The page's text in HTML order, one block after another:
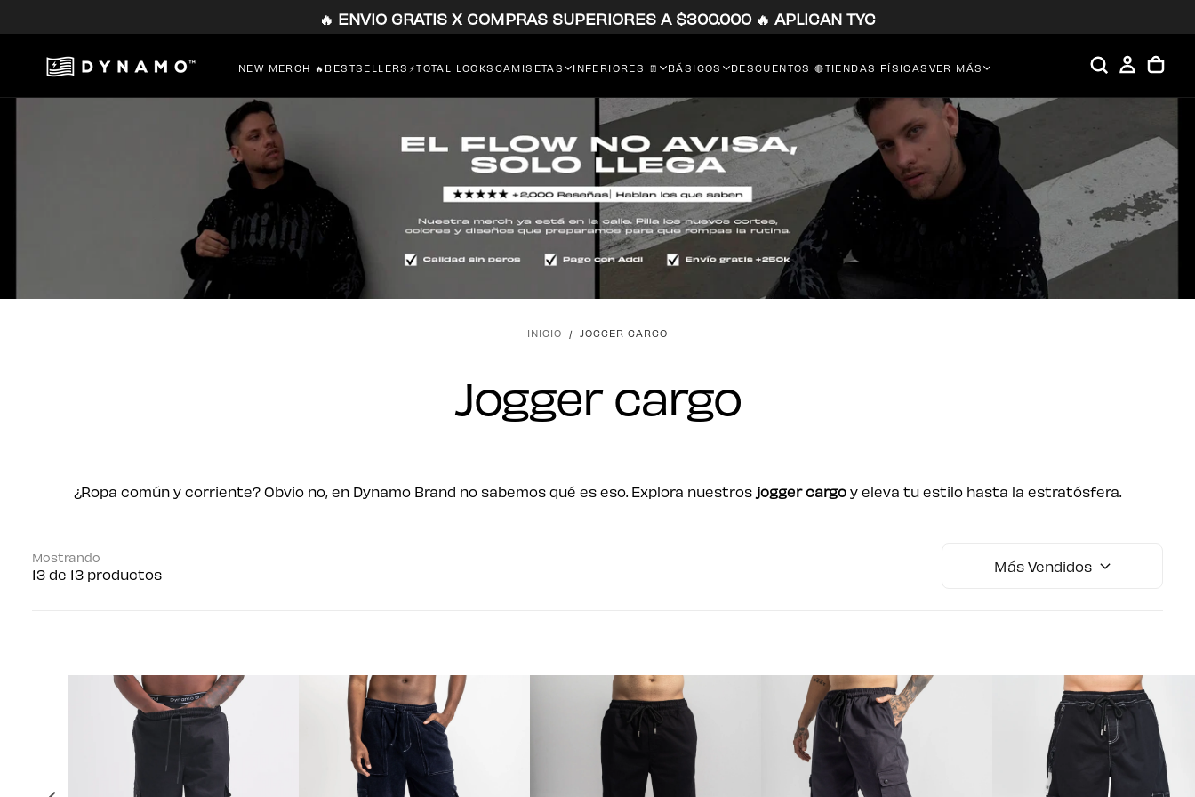
🔥 ENVIO GRATIS X COMPRAS SUPERIORES A $300.000 🔥 APLICAN TYC
CONTENIDO
NEW MERCH 🔥BESTSELLERS⚡TOTAL LOOKSCAMISETAS INFERIORES 👖 BÁSICOS DESCUENTOS 🔴TIENDAS FÍSICASVER MÁS
INICIO / JOGGER CARGO
Jogger cargo
¿Ropa común y corriente? Obvio no, en Dynamo Brand no sabemos qué es eso. Explora nuestros jogger cargoy eleva tu estilo hasta la estratósfera.
Más Vendidos
Mostrando
13 de 13 productos